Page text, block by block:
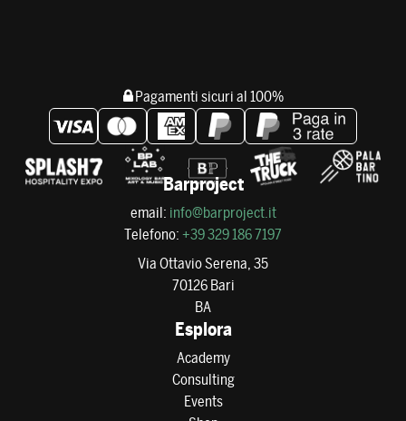
Pagamenti sicuri al 100%
Barproject
email: info@barproject.it
Telefono: +39 329 186 7197
Via Ottavio Serena, 35
70126 Bari
BA
Esplora
Academy
Consulting
Events